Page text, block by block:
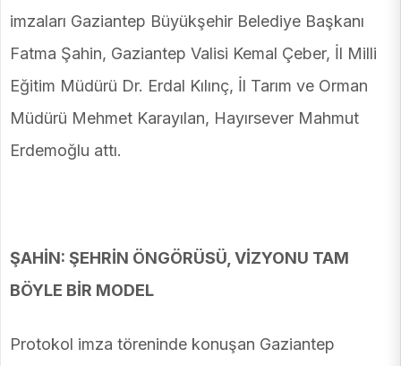
imzaları Gaziantep Büyükşehir Belediye Başkanı
Fatma Şahin, Gaziantep Valisi Kemal Çeber, İl Milli
Eğitim Müdürü Dr. Erdal Kılınç, İl Tarım ve Orman
Müdürü Mehmet Karayılan, Hayırsever Mahmut
Erdemoğlu attı.
ŞAHİN: ŞEHRİN ÖNGÖRÜSÜ, VİZYONU TAM
BÖYLE BİR MODEL
Protokol imza töreninde konuşan Gaziantep